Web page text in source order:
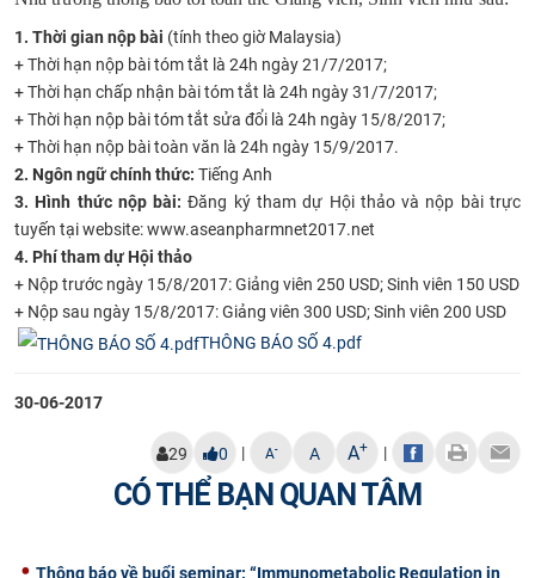
HTQT
CỰU NGƯỜI HỌC
1. Thời gian nộp bài (tính theo giờ Malaysia)
+ Thời hạn nộp bài tóm tắt là 24h ngày 21/7/2017;
+ Thời hạn chấp nhận bài tóm tắt là 24h ngày 31/7/2017;
+ Thời hạn nộp bài tóm tắt sửa đổi là 24h ngày 15/8/2017;
+ Thời hạn nộp bài toàn văn là 24h ngày 15/9/2017.
2. Ngôn ngữ chính thức: Tiếng Anh
3. Hình thức nộp bài:Đăng ký tham dự Hội thảo và nộp bài trực
tuyến tại website: www.aseanpharmnet2017.net
4. Phí tham dự Hội thảo
+ Nộp trước ngày 15/8/2017: Giảng viên 250 USD; Sinh viên 150 USD
+ Nộp sau ngày 15/8/2017: Giảng viên 300 USD; Sinh viên 200 USD
THÔNG BÁO SỐ 4.pdf
30-06-2017
29 0 | A- A A+ |
CÓ THỂ BẠN QUAN TÂM
Thông báo về buổi seminar: “Immunometabolic Regulation in